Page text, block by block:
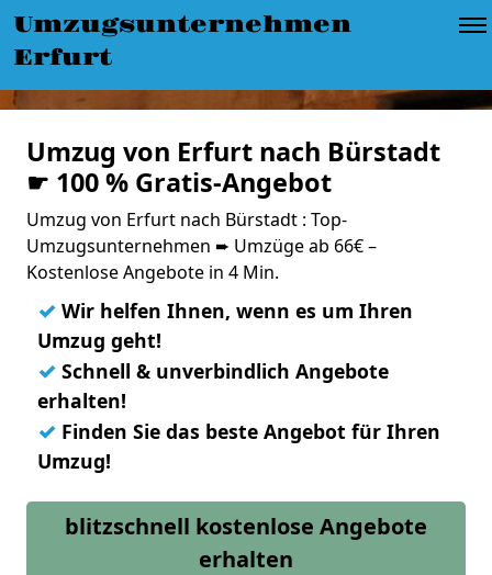
Umzugsunternehmen
Erfurt
Umzug von Erfurt nach Bürstadt
☛ 100 % Gratis-Angebot
Umzug von Erfurt nach Bürstadt : Top-
Umzugsunternehmen ➨ Umzüge ab 66€ –
Kostenlose Angebote in 4 Min.
✓ Wir helfen Ihnen, wenn es um Ihren
Umzug geht!
✓ Schnell & unverbindlich Angebote
erhalten!
✓ Finden Sie das beste Angebot für Ihren
Umzug!
blitzschnell kostenlose Angebote
erhalten